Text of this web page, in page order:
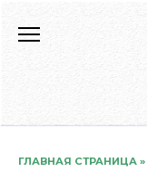
содержанию
ГЛАВНАЯ СТРАНИЦА »